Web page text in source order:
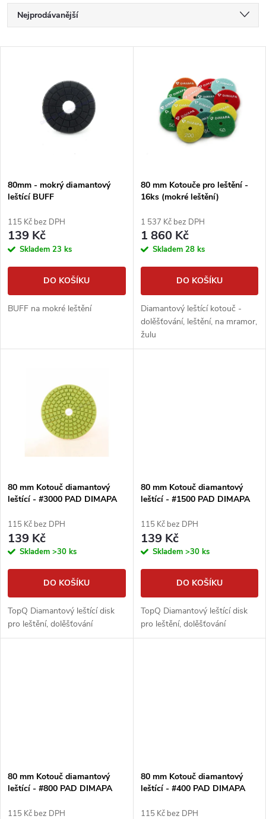
Ř
a
p
r
o
u
k
Nejprodávanější
Abecedně
s
p
r
o
d
k
80mm - mokrý diamantový
leštící BUFF
115 Kč bez DPH
139 Kč
Skladem 23 ks
DO KOŠÍKU
BUFF na mokré leštění
80 mm Kotouče pro leštění -
16ks (mokré leštění)
1 537 Kč bez DPH
1 860 Kč
Skladem 28 ks
DO KOŠÍKU
Diamantový leštící kotouč -
dolěšťování, leštění, na mramor,
žulu
80 mm Kotouč diamantový
leštící - #3000 PAD DIMAPA
115 Kč bez DPH
139 Kč
Skladem >30 ks
DO KOŠÍKU
TopQ Diamantový leštící disk
pro leštění, dolěšťování
80 mm Kotouč diamantový
leštící - #1500 PAD DIMAPA
115 Kč bez DPH
139 Kč
Skladem >30 ks
DO KOŠÍKU
TopQ Diamantový leštící disk
pro leštění, dolěšťování
80 mm Kotouč diamantový
leštící - #800 PAD DIMAPA
115 Kč bez DPH
80 mm Kotouč diamantový
leštící - #400 PAD DIMAPA
115 Kč bez DPH